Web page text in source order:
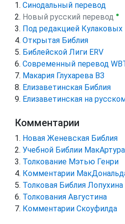
Синодальный перевод
Новый русский перевод ●
Под редакцией Кулаковых
Открытая Библия
Библейской Лиги ERV
Cовременный перевод
Макария Глухарева ВЗ
Елизаветинская Библия
Елизаветинская на
Комментарии
Новая Женевская Библия
Учебной Библии МакАртура
Толкование Мэтью Генри
Комментарии
Толковая Библия Лопухина
Толкования Августина
Комментарии Скоуфилда